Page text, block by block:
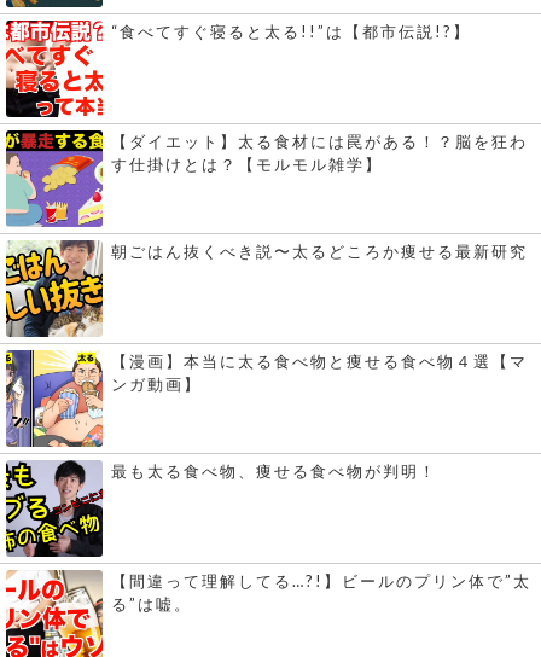
“食べてすぐ寝ると太る!!”は【都市伝説!?】
【ダイエット】太る食材には罠がある！？脳を狂わ
す仕掛けとは？【モルモル雑学】
朝ごはん抜くべき説〜太るどころか痩せる最新研究
【漫画】本当に太る食べ物と痩せる食べ物４選【マ
ンガ動画】
最も太る食べ物、痩せる食べ物が判明！
【間違って理解してる…?!】ビールのプリン体で”太
る”は嘘。